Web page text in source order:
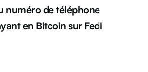
numéro de téléphone
en Bitcoin sur Fedi